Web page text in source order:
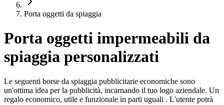
Porta oggetti da spiaggia
Porta oggetti impermeabili da
spiaggia personalizzati
Le seguenti borse da spiaggia pubblicitarie economiche sono
un'ottima idea per la pubblicità, incarnando il tuo logo aziendale. Un
regalo economico, utile e funzionale in parti uguali . L'utente potrà